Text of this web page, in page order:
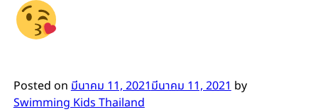
Posted onมีนาคม 11, 2021มีนาคม 11, 2021by
Swimming Kids Thailand